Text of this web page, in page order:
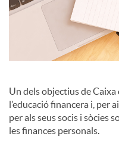
i
a
l
s
Un dels objectius de Caixa
l’educació financera i, per
per als seus socis i sòcies
les finances personals.